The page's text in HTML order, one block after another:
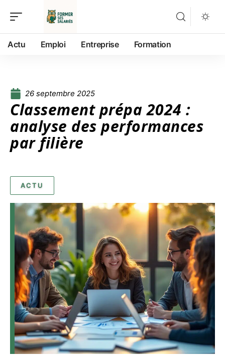
Actu Emploi Entreprise Formation
26 septembre 2025
Classement prépa 2024 :
analyse des performances
par filière
ACTU